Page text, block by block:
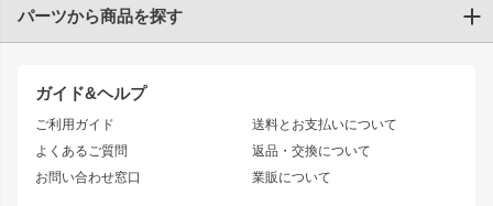
ガイド&ヘルプ
ご利用ガイド
よくあるご質問
お問い合わせ窓口
送料とお支払いについて
返品・交換について
業販について
トヨタ
JZX90 CHASER
JZX110 MARK II
JZX100 MARK II
JZX90 MARK II
アリスト
ソアラ
アルテッツァ
パーツから商品を探す
エアロシリーズ
ドリフトライン
風神
雷神
レーシングライン
アタックライン
ストリームライン